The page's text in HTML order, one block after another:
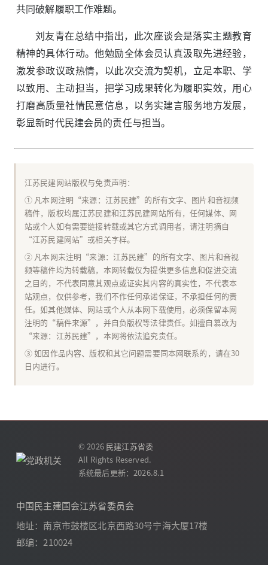
共同破解履职工作难题。
刘友青在总结中指出，此次座谈会是落实主题教育
精神的具体行动。他勉励全体会员认真汲取先进经验，
激发参政议政热情，以此次交流为契机，立足本职、学
以致用、主动担当，把学习成果转化为履职实效，用心
打磨高质量社情民意信息，以务实建言服务地方发展，
彰显新时代民建会员的责任与担当。
江苏民建网站版权与免责声明：
① 凡本网注明“来源：江苏民建”的所有文字、图片和音视频
稿件，版权均属江苏民建和江苏民建网站所有，任何媒体、网
站或个人如有需要链接转载或其它方式调用者，请注明摘自
“江苏民建网站”或相关字样。
② 凡本网未注明“来源：江苏民建”的所有文字、图片和音视
频等稿件均为转载稿，本网转载仅为提供更多信息和促进交流
之目的，不代表同意其观点或证实其内容的真实性，不代表本
站观点，仅供参考，我们不作任何承诺保证，不承担任何的责
任。如其他媒体、网站或个人从本网下载使用，必须保留本网
注明的“稿件来源”，并自负版权等法律责任。如擅自篡改为
“来源：江苏民建”，本网将依法追究责任。
③ 如因作品内容、版权和其它问题需要同本网联系的，请在30
日内进行。
© 2026 民建江苏省委
All Rights Reserved.
系统最后更新：2026.8.1
中国民主建国会江苏省委员会
地址：南京市鼓楼区北京西路30号宁海大厦17楼
邮编：210024